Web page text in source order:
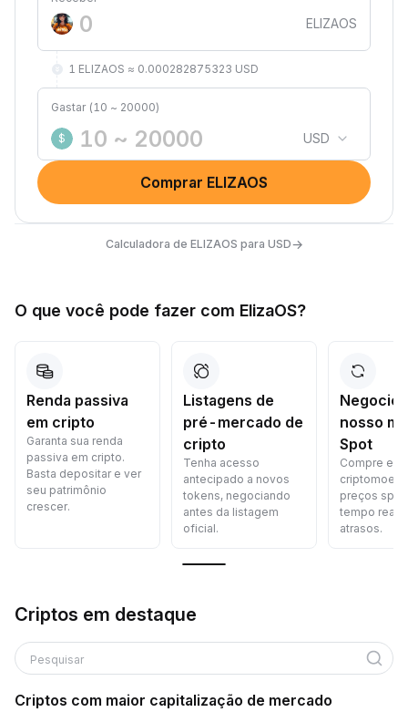
ELIZAOS
1 ELIZAOS ≈ 0.000282875323 USD
Gastar (10 ~ 20000)
$ USD
Comprar ELIZAOS
Calculadora de ELIZAOS para USD→
O que você pode fazer com ElizaOS?
Renda passiva
em cripto
Garanta sua renda
passiva em cripto.
Basta depositar e ver
seu patrimônio
crescer.
Listagens de
pré-mercado de
cripto
Tenha acesso
antecipado a novos
tokens, negociando
antes da listagem
oficial.
Negocie
nosso
Spot
Compre e
preços spot
tempo real,
atrasos.
Criptos em destaque
Pesquisar
Criptos com maior capitalização de mercado